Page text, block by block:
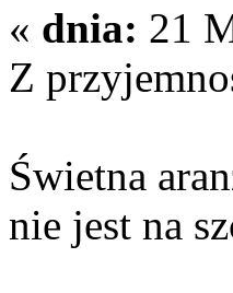
« dnia: 21
Z
Świetna
nie jest na